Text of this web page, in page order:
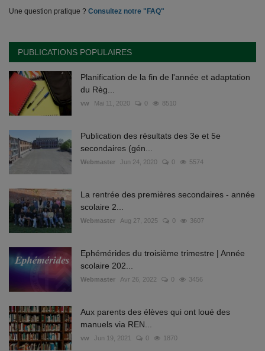
Une question pratique ? Consultez notre "FAQ"
PUBLICATIONS POPULAIRES
Planification de la fin de l'année et adaptation
du Règ...
vw Mai 11, 2020 0 8510
Publication des résultats des 3e et 5e
secondaires (gén...
Webmaster Jun 24, 2020 0 5574
La rentrée des premières secondaires - année
scolaire 2...
Webmaster Aug 27, 2025 0 3607
Ephémérides du troisième trimestre | Année
scolaire 202...
Webmaster Avr 26, 2022 0 3456
Aux parents des élèves qui ont loué des
manuels via REN...
vw Jun 19, 2021 0 1870